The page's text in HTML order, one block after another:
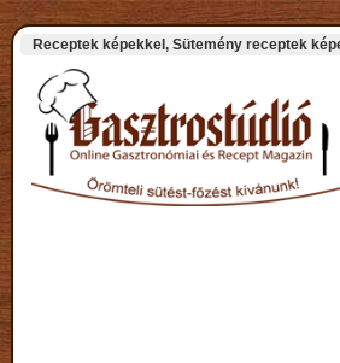
Receptek képekkel, Sütemény receptek